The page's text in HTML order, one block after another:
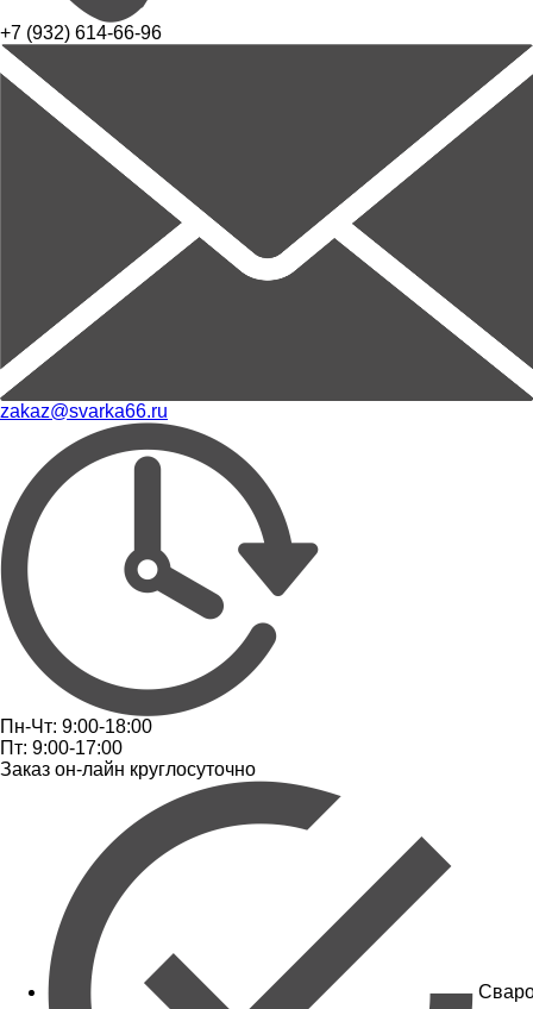
+7 (932) 614-66-96
zakaz@svarka66.ru
Пн-Чт: 9:00-18:00
Пт: 9:00-17:00
Заказ он-лайн круглосуточно